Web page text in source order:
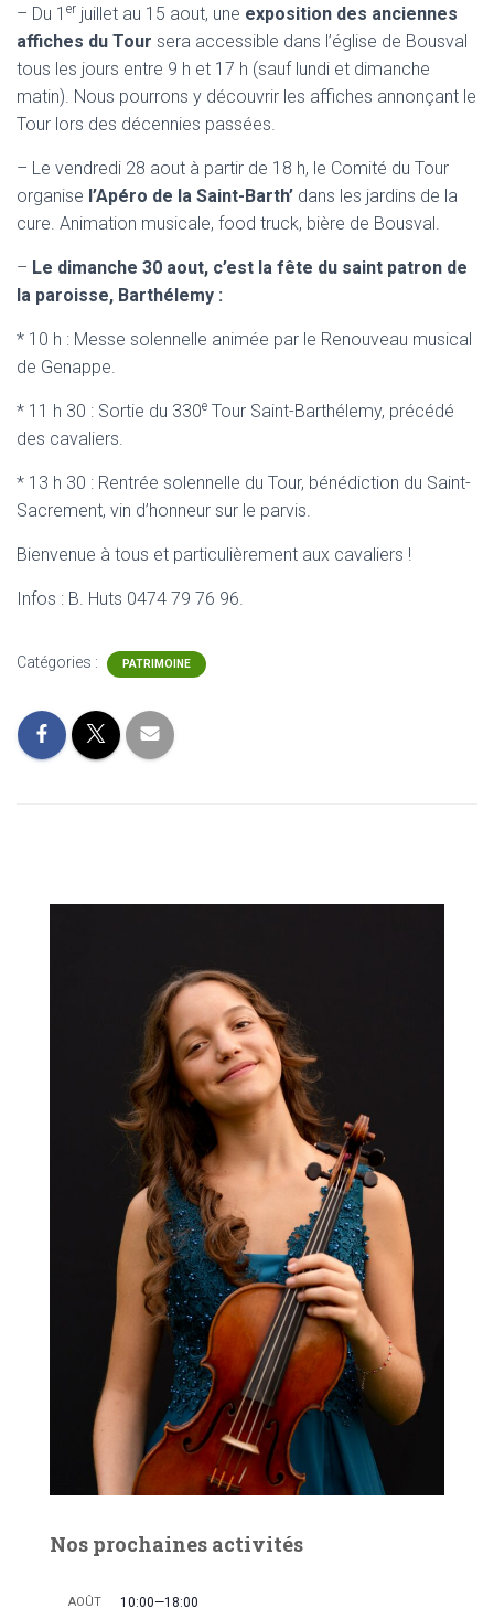
– Du 1 er juillet au 15 aout, une exposition des anciennes
affiches du Tour sera accessible dans l’église de Bousval
tous les jours entre 9 h et 17 h (sauf lundi et dimanche
matin). Nous pourrons y découvrir les affiches annonçant le
Tour lors des décennies passées.
– Le vendredi 28 aout à partir de 18 h, le Comité du Tour
organise l’Apéro de la Saint-Barth’ dans les jardins de la
cure. Animation musicale, food truck, bière de Bousval.
– Le dimanche 30 aout, c’est la fête du saint patron de
la paroisse, Barthélemy :
* 10 h : Messe solennelle animée par le Renouveau musical
de Genappe.
* 11 h 30 : Sortie du 330e Tour Saint-Barthélemy, précédé
des cavaliers.
* 13 h 30 : Rentrée solennelle du Tour, bénédiction du Saint-
Sacrement, vin d’honneur sur le parvis.
Bienvenue à tous et particulièrement aux cavaliers !
Infos : B. Huts 0474 79 76 96.
Catégories : PATRIMOINE
Nos prochaines activités
AOÛT 10:00—18:00